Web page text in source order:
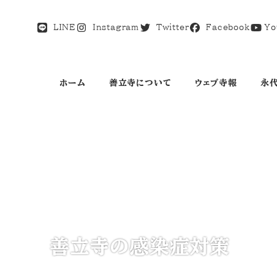
LINE Instagram Twitter Facebook
ホーム 善立寺について ウェブ寺報 永
善立寺の感染症対策